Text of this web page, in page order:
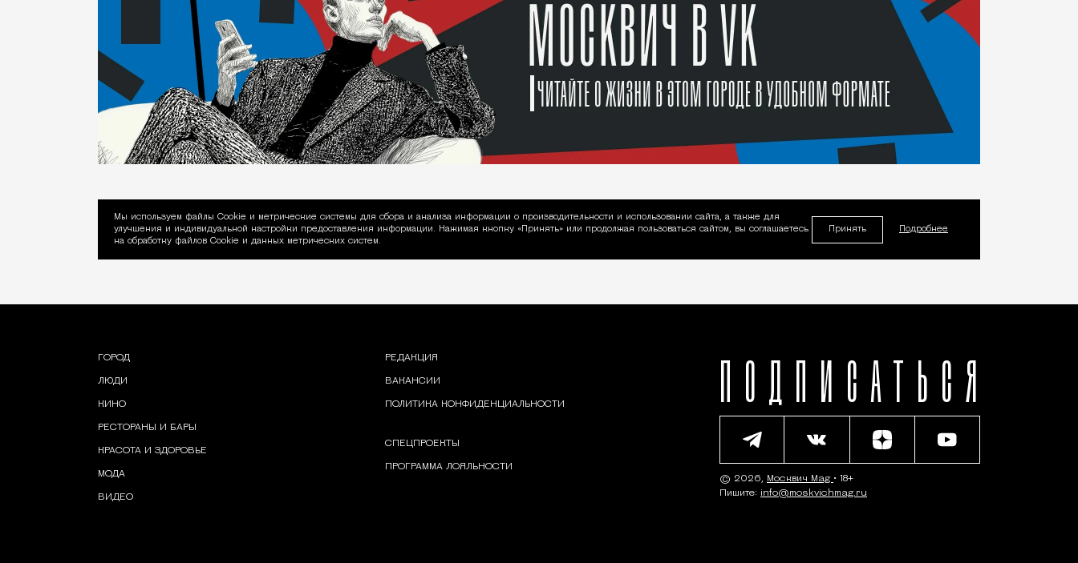
Уведомление об использовании Cookie
Мы используем файлы Сookie и метрические системы для сбора и анализа информации о производительности и использовании сайта, а также для
улучшения и индивидуальной настройки предоставления информации. Нажимая кнопку «Принять» или продолжая пользоваться сайтом, вы соглашаетесь
на обработку файлов Cookie и данных метрических систем.
Принять Подробнее
ГОРОД
ЛЮДИ
КИНО
РЕСТОРАНЫ И БАРЫ
КРАСОТА И ЗДОРОВЬЕ
МОДА
ВИДЕО
РЕДАКЦИЯ
ВАКАНСИИ
ПОЛИТИКА КОНФИДЕНЦИАЛЬНОСТИ
СПЕЦПРОЕКТЫ
ПРОГРАММА ЛОЯЛЬНОСТИ
ПОДПИСАТЬСЯ
© 2026, Москвич Mag • 18+
Пишите: info@moskvichmag.ru